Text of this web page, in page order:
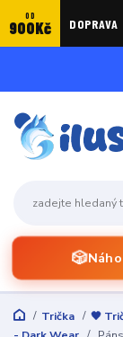
OD
900Kč DOPRAVA
🎲
Trička 🖤